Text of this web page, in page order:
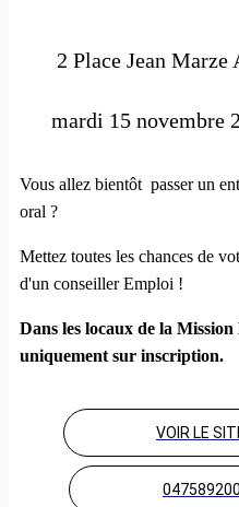
2 Place Jean Marze
mardi 15 novembre
Vous allez bientôt passer un
oral ?
Mettez toutes les chances de
d'un conseiller Emploi !
Dans les locaux de la
uniquement sur inscription.
VOIR LE